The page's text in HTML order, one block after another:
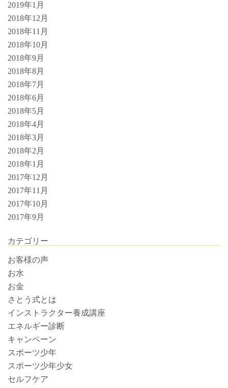
2019年1月
2018年12月
2018年11月
2018年10月
2018年9月
2018年8月
2018年7月
2018年6月
2018年5月
2018年4月
2018年3月
2018年2月
2018年1月
2017年12月
2017年11月
2017年10月
2017年9月
カテゴリー
お客様の声
お水
お金
さとう式とは
インストラクター養成講座
エネルギー診断
キャンペーン
スポーツ少年
スポーツ少年少女
セルフケア